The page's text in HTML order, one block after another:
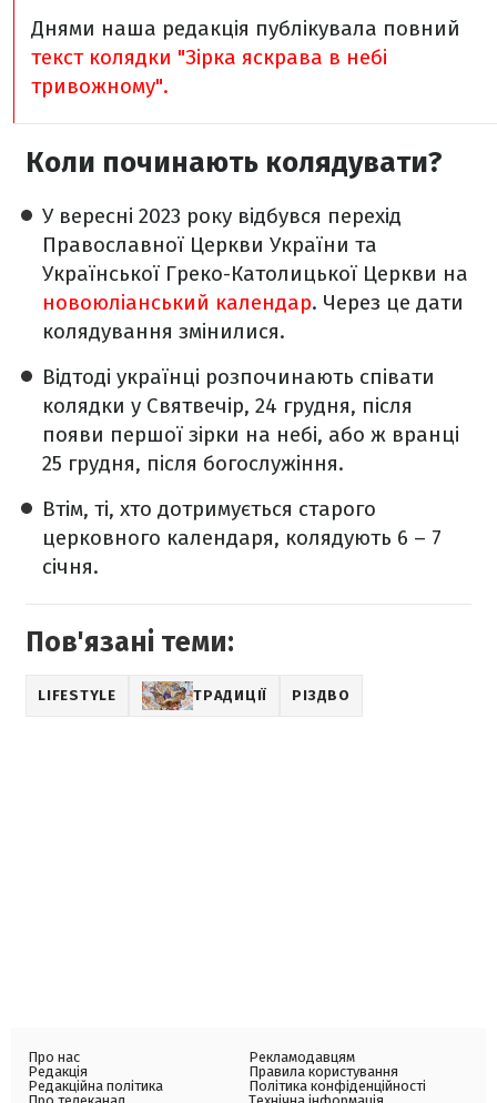
Днями наша редакція публікувала повний
текст колядки "Зірка яскрава в небі
тривожному".
Коли починають колядувати?
У вересні 2023 року відбувся перехід
Православної Церкви України та
Української Греко-Католицької Церкви на
новоюліанський календар. Через це дати
колядування змінилися.
Відтоді українці розпочинають співати
колядки у Святвечір, 24 грудня, після
появи першої зірки на небі, або ж вранці
25 грудня, після богослужіння.
Втім, ті, хто дотримується старого
церковного календаря, колядують 6 – 7
січня.
Пов'язані теми:
LIFESTYLE ТРАДИЦІЇ РІЗДВО
Про нас
Редакція
Редакційна політика
Рекламодавцям
Правила користування
Політика конфіденційності